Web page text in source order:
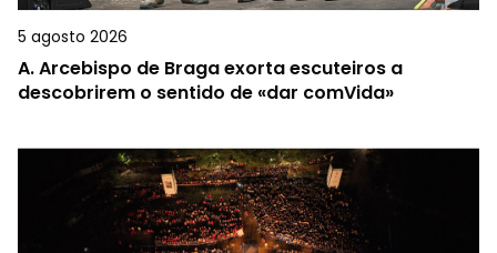
5 agosto 2026
A.Arcebispo de Braga exorta escuteiros a
descobrirem o sentido de «dar comVida»